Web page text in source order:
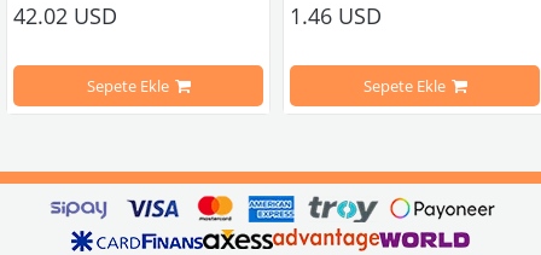
sürüş esnasında doğrudan gelen güneş ışığını keserek görüş
Ghia Modelleri İle Uyumludur
VWC Parça No: 4-4126
42.02 USD
Sepete Ekle
1960-1967 Yılları Arasındaki T1
1.46 USD
Sepete Ekle